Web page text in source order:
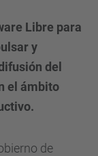
Libre para
y
del
el ámbito
de